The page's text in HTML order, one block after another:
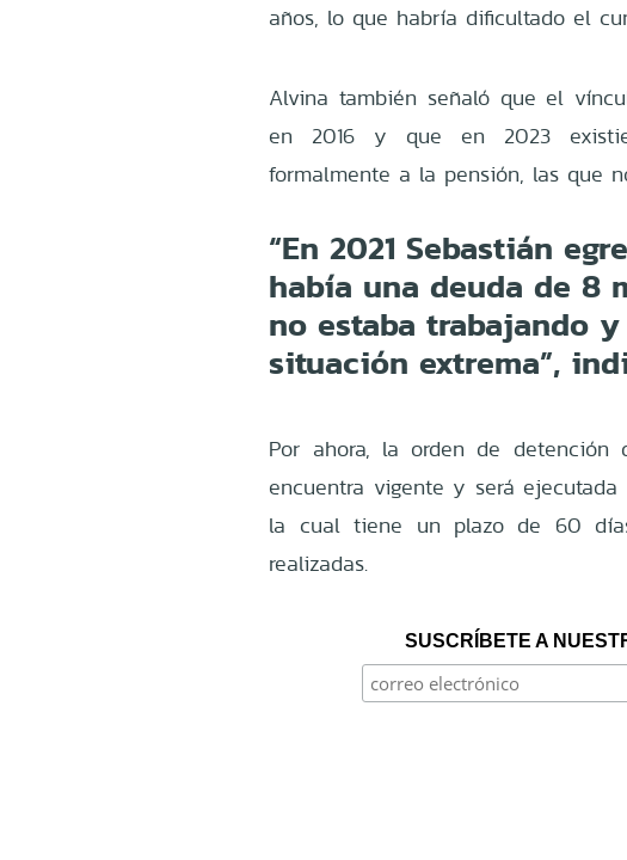
años, lo que habría dificultado el
Alvina también señaló que el
en 2016 y que en 2023
formalmente a la pensión, las que
“En 2021 Sebastián
había una deuda de 8
no estaba trabajando
situación extrema”,
Por ahora, la orden de
encuentra vigente y será
la cual tiene un plazo de 60
realizadas.
SUSCRÍBETE A